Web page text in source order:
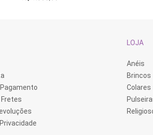
LOJA
Anéis
Brincos
Colares